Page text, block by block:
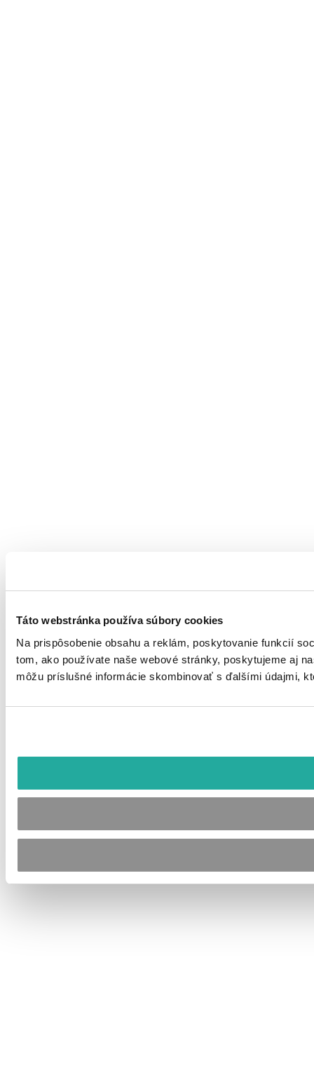
Táto webstránka používa súbory cookies
Na prispôsobenie obsahu a reklám, poskytovanie funkcií
tom, ako používate naše webové stránky, poskytujeme aj
môžu príslušné informácie skombinovať s ďalšími údajmi,